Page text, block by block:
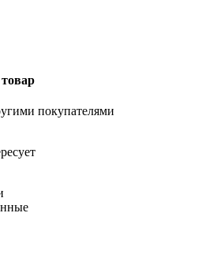
покупателями